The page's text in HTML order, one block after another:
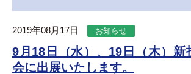
2019年08月17日 お知らせ
9月18日（水）、19日（木）新
会に出展いたします。